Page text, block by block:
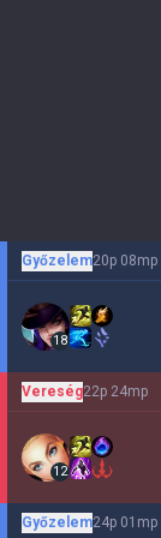
Győzelem20p 08mp
18
Vereség22p 24mp
12
Győzelem24p 01mp